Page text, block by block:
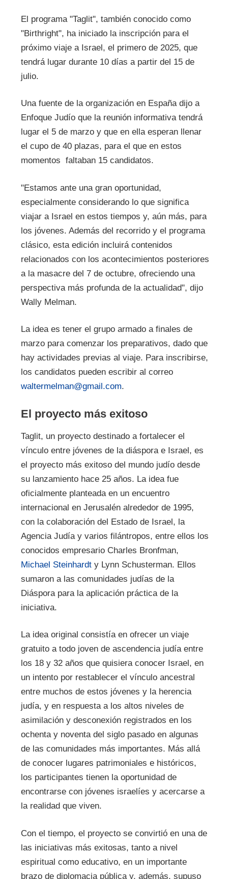
El programa "Taglit", también conocido como
"Birthright", ha iniciado la inscripción para el
próximo viaje a Israel, el primero de 2025, que
tendrá lugar durante 10 días a partir del 15 de
julio.
Una fuente de la organización en España dijo a
Enfoque Judío que la reunión informativa tendrá
lugar el 5 de marzo y que en ella esperan llenar
el cupo de 40 plazas, para el que en estos
momentos faltaban 15 candidatos.
"Estamos ante una gran oportunidad,
especialmente considerando lo que significa
viajar a Israel en estos tiempos y, aún más, para
los jóvenes. Además del recorrido y el programa
clásico, esta edición incluirá contenidos
relacionados con los acontecimientos posteriores
a la masacre del 7 de octubre, ofreciendo una
perspectiva más profunda de la actualidad", dijo
Wally Melman.
La idea es tener el grupo armado a finales de
marzo para comenzar los preparativos, dado que
hay actividades previas al viaje. Para inscribirse,
los candidatos pueden escribir al correo
waltermelman@gmail.com.
El proyecto más exitoso
Taglit, un proyecto destinado a fortalecer el
vínculo entre jóvenes de la diáspora e Israel, es
el proyecto más exitoso del mundo judío desde
su lanzamiento hace 25 años. La idea fue
oficialmente planteada en un encuentro
internacional en Jerusalén alrededor de 1995,
con la colaboración del Estado de Israel, la
Agencia Judía y varios filántropos, entre ellos los
conocidos empresario Charles Bronfman,
Michael Steinhardty Lynn Schusterman. Ellos
sumaron a las comunidades judías de la
Diáspora para la aplicación práctica de la
iniciativa.
La idea original consistía en ofrecer un viaje
gratuito a todo joven de ascendencia judía entre
los 18 y 32 años que quisiera conocer Israel, en
un intento por restablecer el vínculo ancestral
entre muchos de estos jóvenes y la herencia
judía, y en respuesta a los altos niveles de
asimilación y desconexión registrados en los
ochenta y noventa del siglo pasado en algunas
de las comunidades más importantes. Más allá
de conocer lugares patrimoniales e históricos,
los participantes tienen la oportunidad de
encontrarse con jóvenes israelíes y acercarse a
la realidad que viven.
Con el tiempo, el proyecto se convirtió en una de
las iniciativas más exitosas, tanto a nivel
espiritual como educativo, en un importante
brazo de diplomacia pública y, además, supuso